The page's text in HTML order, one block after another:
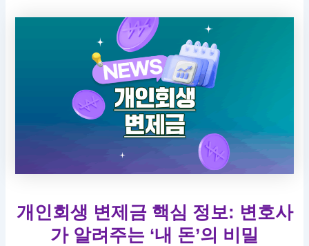
개인회생 변제금 핵심 정보: 변호사
가 알려주는 ‘내 돈’의 비밀